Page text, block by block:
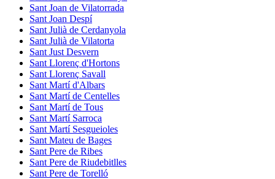
Sant Joan de Vilatorrada
Sant Joan Despí
Sant Julià de Cerdanyola
Sant Julià de Vilatorta
Sant Just Desvern
Sant Llorenç d'Hortons
Sant Llorenç Savall
Sant Martí d'Albars
Sant Martí de Centelles
Sant Martí de Tous
Sant Martí Sarroca
Sant Martí Sesgueioles
Sant Mateu de Bages
Sant Pere de Ribes
Sant Pere de Riudebitlles
Sant Pere de Torelló